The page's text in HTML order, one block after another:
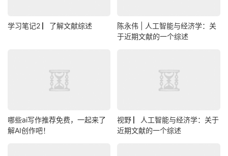
学习笔记2 ▏了解文献综述
陈永伟 | 人工智能与经济学：关
于近期文献的一个综述
哪些ai写作推荐免费，一起来了
解AI创作吧！
视野 ▏人工智能与经济学：关于
近期文献的一个综述